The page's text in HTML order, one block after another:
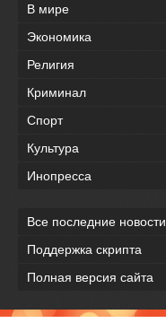
В мире
Экономика
Религия
Криминал
Спорт
Культура
Инопресса
Все последние новости
Поддержка скрипта
Полная версия сайта